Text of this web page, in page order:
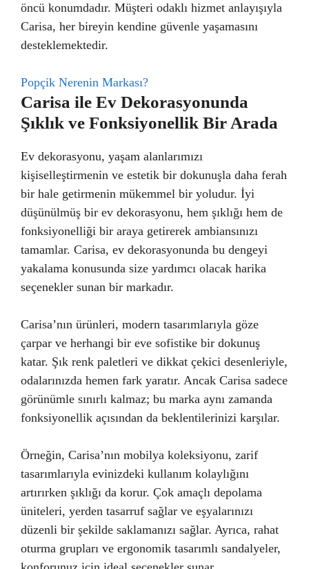
öncü konumdadır. Müşteri odaklı hizmet anlayışıyla
Carisa, her bireyin kendine güvenle yaşamasını
desteklemektedir.
Popçik Nerenin Markası?
Carisa ile Ev Dekorasyonunda
Şıklık ve Fonksiyonellik Bir Arada
Ev dekorasyonu, yaşam alanlarımızı
kişiselleştirmenin ve estetik bir dokunuşla daha ferah
bir hale getirmenin mükemmel bir yoludur. İyi
düşünülmüş bir ev dekorasyonu, hem şıklığı hem de
fonksiyonelliği bir araya getirerek ambiansınızı
tamamlar. Carisa, ev dekorasyonunda bu dengeyi
yakalama konusunda size yardımcı olacak harika
seçenekler sunan bir markadır.
Carisa’nın ürünleri, modern tasarımlarıyla göze
çarpar ve herhangi bir eve sofistike bir dokunuş
katar. Şık renk paletleri ve dikkat çekici desenleriyle,
odalarınızda hemen fark yaratır. Ancak Carisa sadece
görünümle sınırlı kalmaz; bu marka aynı zamanda
fonksiyonellik açısından da beklentilerinizi karşılar.
Örneğin, Carisa’nın mobilya koleksiyonu, zarif
tasarımlarıyla evinizdeki kullanım kolaylığını
artırırken şıklığı da korur. Çok amaçlı depolama
üniteleri, yerden tasarruf sağlar ve eşyalarınızı
düzenli bir şekilde saklamanızı sağlar. Ayrıca, rahat
oturma grupları ve ergonomik tasarımlı sandalyeler,